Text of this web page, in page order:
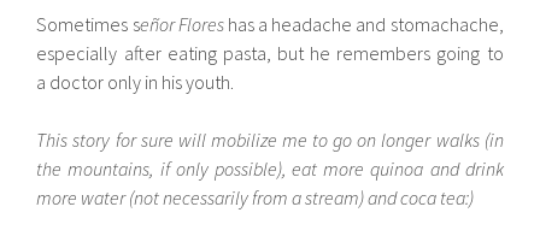
Sometimes señor Floreshas a headache and stomachache,
especially after eating pasta, but he remembers going to
a doctor only in his youth.
This story for sure will mobilize me to go on longer walks (in
the mountains, if only possible), eat more quinoa and drink
more water (not necessarily from a stream) and coca tea:)